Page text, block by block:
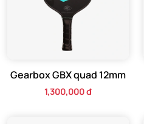
Gearbox GBX quad 12mm
1,300,000 đ